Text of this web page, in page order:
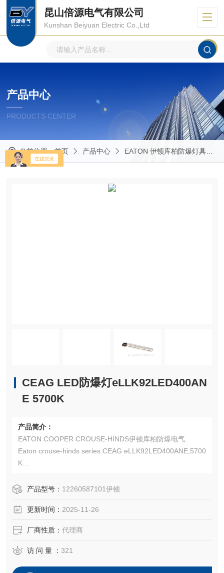
昆山倍源电气有限公司
Kunshan Beiyuan Electric Co.,Ltd
产品中心
PRODUCTS CENTER
当前位置：首页 产品中心 EATON 伊顿库柏防爆灯具
CEAG LED防爆灯eLLK92LED400AN
E 5700K
产品简介：
EATON COOPER CROUSE-HINDS伊顿库柏防爆电气
Eaton crouse-hinds series CEAG eLLK92LED400ANE,5700
K
87111产品型号： 12260587101伊顿
更新时间： 2025-11-26
厂商性质： 代理商
访 问 量 ： 321